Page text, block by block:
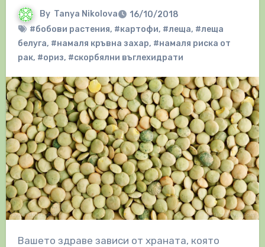
By Tanya Nikolova
16/10/2018
#бобови растения, #картофи, #леща, #леща
белуга, #намаля кръвна захар, #намаля риска от
рак, #ориз, #скорбялни въглехидрати
Вашето здраве зависи от храната, която